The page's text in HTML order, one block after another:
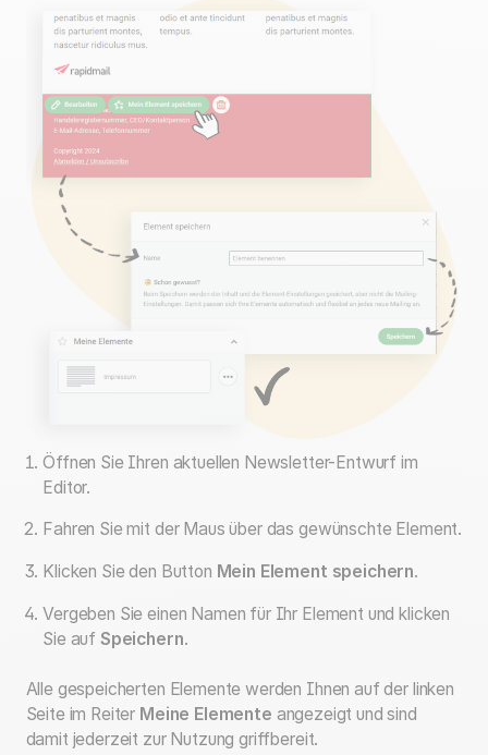
Öffnen Sie Ihren aktuellen Newsletter-Entwurf im
Editor.
Fahren Sie mit der Maus über das gewünschte Element.
Klicken Sie den Button Mein Element speichern.
Vergeben Sie einen Namen für Ihr Element und klicken
Sie auf Speichern.
Alle gespeicherten Elemente werden Ihnen auf der linken
Seite im Reiter Meine Elemente angezeigt und sind
damit jederzeit zur Nutzung griffbereit.